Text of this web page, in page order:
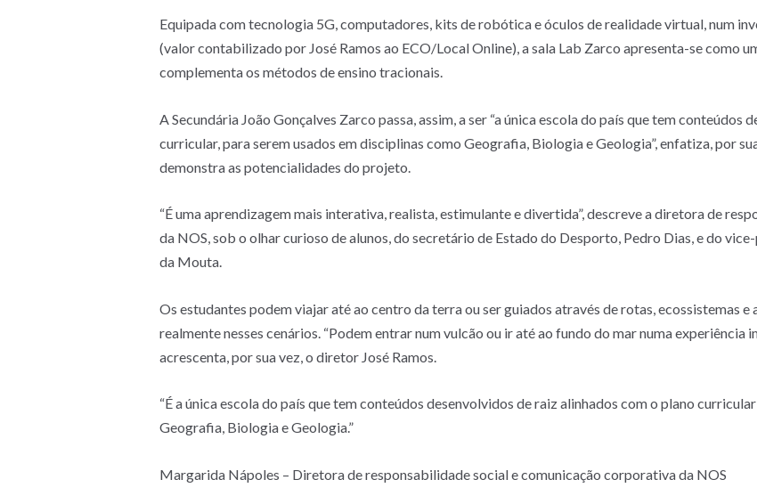
Equipada com tecnologia 5G, computadores, kits de robótica e óculos de realidade virtual, num
(valor contabilizado por José Ramos ao ECO/Local Online), a sala Lab Zarco apresenta-se como
complementa os métodos de ensino tracionais.
A Secundária João Gonçalves Zarco passa, assim, a ser “a única escola do país que tem conteúdos
curricular, para serem usados em disciplinas como Geografia, Biologia e Geologia”, enfatiza, por
demonstra as potencialidades do projeto.
“É uma aprendizagem mais interativa, realista, estimulante e divertida”, descreve a diretora de
da NOS, sob o olhar curioso de alunos, do secretário de Estado do Desporto, Pedro Dias, e do
da Mouta.
Os estudantes podem viajar até ao centro da terra ou ser guiados através de rotas, ecossistemas
realmente nesses cenários. “Podem entrar num vulcão ou ir até ao fundo do mar numa experiência
acrescenta, por sua vez, o diretor José Ramos.
“É a única escola do país que tem conteúdos desenvolvidos de raiz alinhados com o plano
Geografia, Biologia e Geologia.”
Margarida Nápoles – Diretora de responsabilidade social e comunicação corporativa da NOS